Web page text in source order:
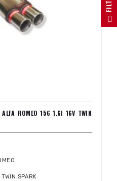
ALFA ROMEO 156 1.6I 16V TWIN
SPARK